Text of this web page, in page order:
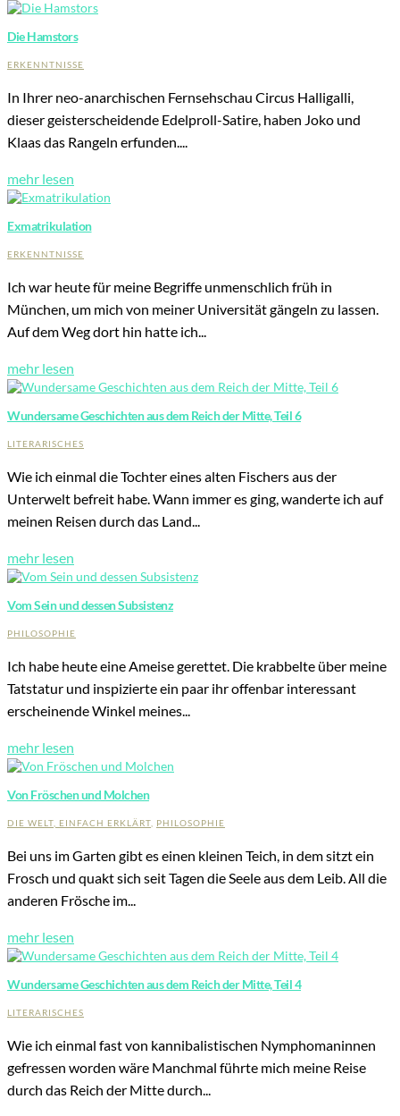
Die Hamstors
ERKENNTNISSE
In Ihrer neo-anarchischen Fernsehschau Circus Halligalli,
dieser geisterscheidende Edelproll-Satire, haben Joko und
Klaas das Rangeln erfunden....
mehr lesen
Exmatrikulation
ERKENNTNISSE
Ich war heute für meine Begriffe unmenschlich früh in
München, um mich von meiner Universität gängeln zu lassen.
Auf dem Weg dort hin hatte ich...
mehr lesen
Wundersame Geschichten aus dem Reich der Mitte, Teil 6
LITERARISCHES
Wie ich einmal die Tochter eines alten Fischers aus der
Unterwelt befreit habe. Wann immer es ging, wanderte ich auf
meinen Reisen durch das Land...
mehr lesen
Vom Sein und dessen Subsistenz
PHILOSOPHIE
Ich habe heute eine Ameise gerettet. Die krabbelte über meine
Tatstatur und inspizierte ein paar ihr offenbar interessant
erscheinende Winkel meines...
mehr lesen
Von Fröschen und Molchen
DIE WELT, EINFACH ERKLÄRT PHILOSOPHIE
Bei uns im Garten gibt es einen kleinen Teich, in dem sitzt ein
Frosch und quakt sich seit Tagen die Seele aus dem Leib. All die
anderen Frösche im...
mehr lesen
Wundersame Geschichten aus dem Reich der Mitte, Teil 4
LITERARISCHES
Wie ich einmal fast von kannibalistischen Nymphomaninnen
gefressen worden wäre Manchmal führte mich meine Reise
durch das Reich der Mitte durch...